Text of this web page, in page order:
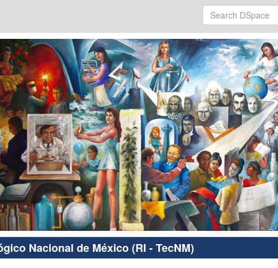
Nacional de México (RI - TecNM)